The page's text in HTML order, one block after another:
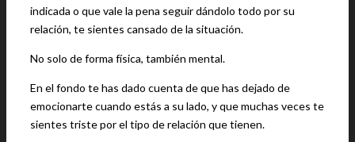
indicada o que vale la pena seguir dándolo todo por su
relación, te sientes cansado de la situación.
No solo de forma física, también mental.
En el fondo te has dado cuenta de que has dejado de
emocionarte cuando estás a su lado, y que muchas veces te
sientes triste por el tipo de relación que tienen.